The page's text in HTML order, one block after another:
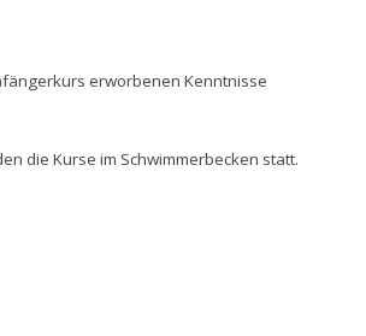
erworbenen Kenntnisse
die Kurse im Schwimmerbecken statt.